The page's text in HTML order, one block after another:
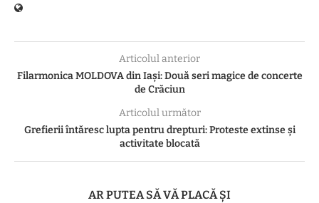
Articolul anterior
Filarmonica MOLDOVA din Iași: Două seri magice de concerte
de Crăciun
Articolul următor
Grefierii întăresc lupta pentru drepturi: Proteste extinse și
activitate blocată
AR PUTEA SĂ VĂ PLACĂ ȘI